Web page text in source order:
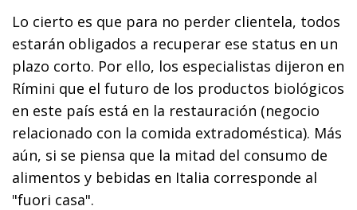
Lo cierto es que para no perder clientela, todos
estarán obligados a recuperar ese status en un
plazo corto. Por ello, los especialistas dijeron en
Rímini que el futuro de los productos biológicos
en este país está en la restauración (negocio
relacionado con la comida extradoméstica). Más
aún, si se piensa que la mitad del consumo de
alimentos y bebidas en Italia corresponde al
"fuori casa".